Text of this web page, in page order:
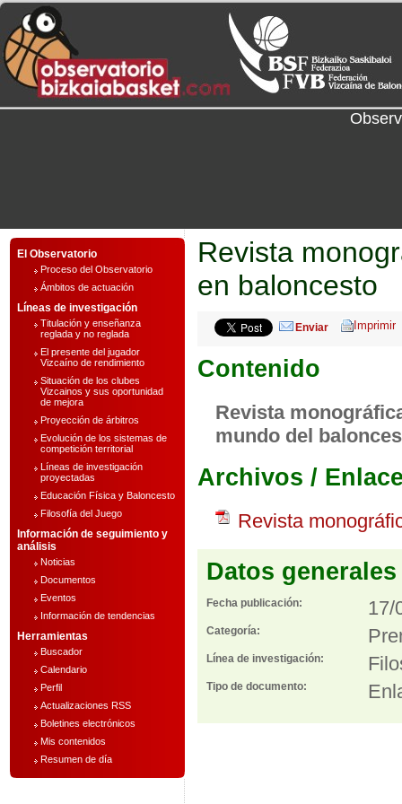
El Observatorio
Proceso del Observatorio
Ámbitos de actuación
Líneas de investigación
Titulación y enseñanza
reglada y no reglada
El presente del jugador
Vizcaíno de rendimiento
Situación de los clubes
Vizcainos y sus oportunidad
de mejora
Proyección de árbitros
Evolución de los sistemas de
competición territorial
Líneas de investigación
proyectadas
Educación Física y Baloncesto
Filosofía del Juego
Información de seguimiento y
análisis
Noticias
Documentos
Eventos
Información de tendencias
Herramientas
Buscador
Calendario
Perfil
Actualizaciones RSS
Boletines electrónicos
Mis contenidos
Resumen de día
Revista
en baloncesto
Enviar
Contenido
Revista
mundo del
Archivos /
Revista
Datos generales
Fecha publicación: 17/
Categoría:
Línea de investigación:
Tipo de documento: